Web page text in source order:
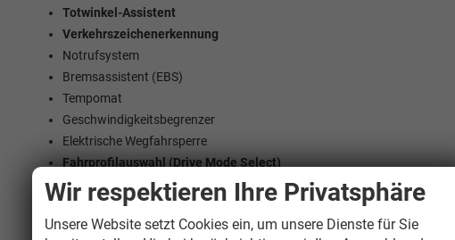
Totwinkel-Assistent
Verkehrszeichenerkennung
Notrufsystem
Bremsassistent (EBS)
Tempomat
Geschwindigkeitsbegrenzer
Elektrische Wegfahrsperre
Fahrprofilauswahl (Drive Mode Select)
Einparkhilfe hinten
Einparkhilfe vorne
Parkbremse elektrisch
Wir respektieren Ihre Privatsphäre
Unsere Website setzt Cookies ein, um unsere Dienste für Sie